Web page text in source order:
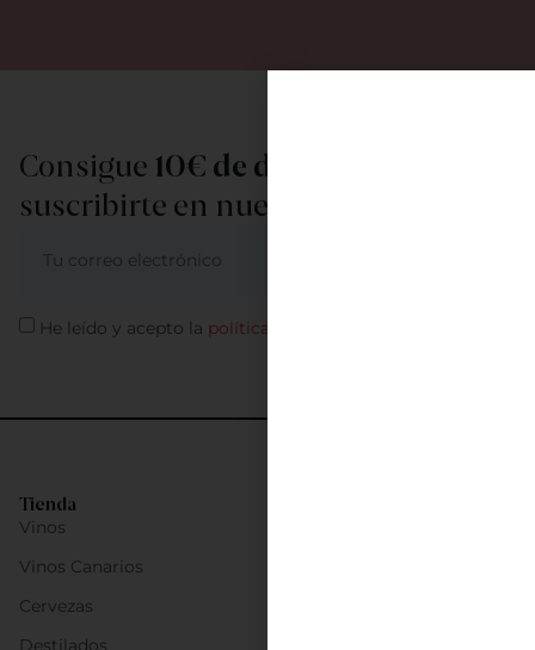
Tienda
Vinos
Vinos Canarios
Cervezas
Destilados
Consigue 10€ de descuento
suscribirte en nuestra newsletter
He leído y acepto la política de privacidad